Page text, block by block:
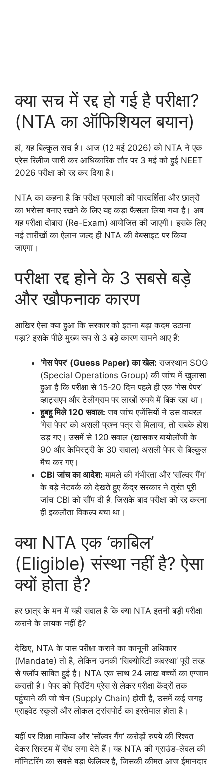
क्या सच में रद्द हो गई है परीक्षा?
(NTA का ऑफिशियल बयान)
हां, यह बिल्कुल सच है। आज (12 मई 2026) को NTA ने एक
प्रेस रिलीज जारी कर आधिकारिक तौर पर 3 मई को हुई NEET
2026 परीक्षा को रद्द कर दिया है।
NTA का कहना है कि परीक्षा प्रणाली की पारदर्शिता और छात्रों
का भरोसा बनाए रखने के लिए यह कड़ा फैसला लिया गया है। अब
यह परीक्षा दोबारा (Re-Exam) आयोजित की जाएगी। इसके लिए
नई तारीखों का ऐलान जल्द ही NTA की वेबसाइट पर किया
जाएगा।
परीक्षा रद्द होने के 3 सबसे बड़े
और खौफनाक कारण
आखिर ऐसा क्या हुआ कि सरकार को इतना बड़ा कदम उठाना
पड़ा? इसके पीछे मुख्य रूप से 3 बड़े कारण सामने आए हैं:
‘गेस पेपर’ (Guess Paper) का खेल: राजस्थान SOG
(Special Operations Group) की जांच में खुलासा
हुआ है कि परीक्षा से 15-20 दिन पहले ही एक ‘गेस पेपर’
व्हाट्सएप और टेलीग्राम पर लाखों रुपये में बिक रहा था।
हूबहू मिले 120 सवाल: जब जांच एजेंसियों ने उस वायरल
‘गेस पेपर’ को असली प्रश्न पत्र से मिलाया, तो सबके होश
उड़ गए। उसमें से 120 सवाल (खासकर बायोलॉजी के
90 और केमिस्ट्री के 30 सवाल) असली पेपर से बिल्कुल
मैच कर गए।
CBI जांच का आदेश: मामले की गंभीरता और ‘सॉल्वर गैंग’
के बड़े नेटवर्क को देखते हुए केंद्र सरकार ने तुरंत पूरी
जांच CBI को सौंप दी है, जिसके बाद परीक्षा को रद्द करना
ही इकलौता विकल्प बचा था।
क्या NTA एक ‘काबिल’
(Eligible) संस्था नहीं है? ऐसा
क्यों होता है?
हर छात्र के मन में यही सवाल है कि क्या NTA इतनी बड़ी परीक्षा
कराने के लायक नहीं है?
देखिए, NTA के पास परीक्षा कराने का कानूनी अधिकार
(Mandate) तो है, लेकिन उनकी ‘सिक्योरिटी व्यवस्था’ पूरी तरह
से फ्लॉप साबित हुई है। NTA एक साथ 24 लाख बच्चों का एग्जाम
कराती है। पेपर को प्रिंटिंग प्रेस से लेकर परीक्षा केंद्रों तक
पहुंचाने की जो चेन (Supply Chain) होती है, उसमें कई जगह
प्राइवेट स्कूलों और लोकल ट्रांसपोर्ट का इस्तेमाल होता है।
यहीं पर शिक्षा माफिया और ‘सॉल्वर गैंग’ करोड़ों रुपये की रिश्वत
देकर सिस्टम में सेंध लगा देते हैं। यह NTA की ग्राउंड-लेवल की
मॉनिटरिंग का सबसे बड़ा फेलियर है, जिसकी कीमत आज ईमानदार